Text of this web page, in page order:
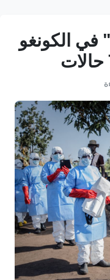
في الكونغو